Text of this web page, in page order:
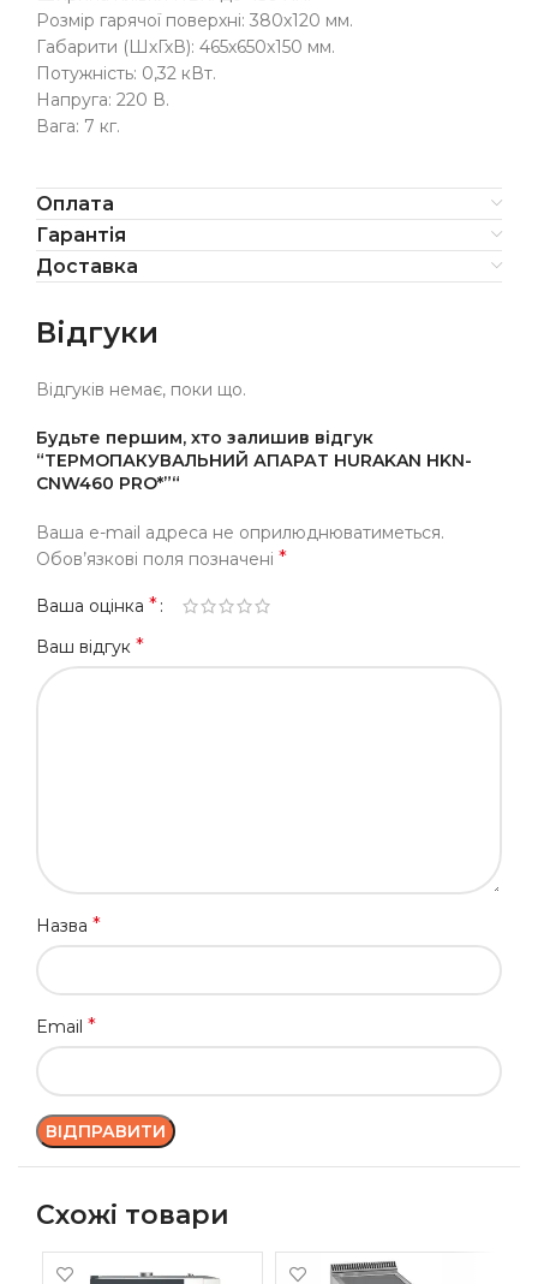
Розмір гарячої поверхні: 380х120 мм.
Габарити (ШхГхВ): 465х650х150 мм.
Потужність: 0,32 кВт.
Напруга: 220 В.
Вага: 7 кг.
Оплата
Гарантія
Доставка
Відгуки
Відгуків немає, поки що.
Будьте першим, хто залишив відгук
“ТЕРМОПАКУВАЛЬНИЙ АПАРАТ HURAKAN HKN-
CNW460 PRO*”“
Ваша e-mail адреса не оприлюднюватиметься.
Обов’язкові поля позначені *
Ваша оцінка *
Ваш відгук *
Назва *
Email *
Схожі товари